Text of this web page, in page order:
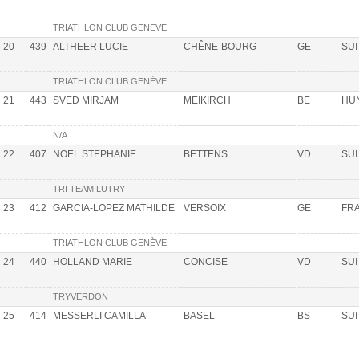
TRIATHLON CLUB GENEVE
20 439 ALTHEER LUCIE CHÊNE-BOURG GE SUI
TRIATHLON CLUB GENÈVE
21 443 SVED MIRJAM MEIKIRCH BE
N/A
22 407 NOEL STEPHANIE BETTENS VD SUI
TRI TEAM LUTRY
23 412 GARCIA-LOPEZ MATHILDE VERSOIX GE
TRIATHLON CLUB GENÈVE
24 440 HOLLAND MARIE CONCISE VD SUI
TRYVERDON
25 414 MESSERLI CAMILLA BASEL BS SUI